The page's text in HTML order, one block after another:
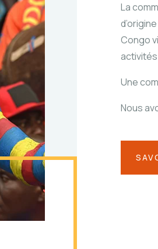
La
Congo
activités
Une
Nous